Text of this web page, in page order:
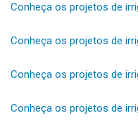
Conheça os projetos de
Conheça os projetos de
Conheça os projetos de
Conheça os projetos de